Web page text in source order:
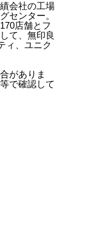
会社の工場
センター。
店舗とフ
て、無印良
ィ、ユニク
がありま
で確認して